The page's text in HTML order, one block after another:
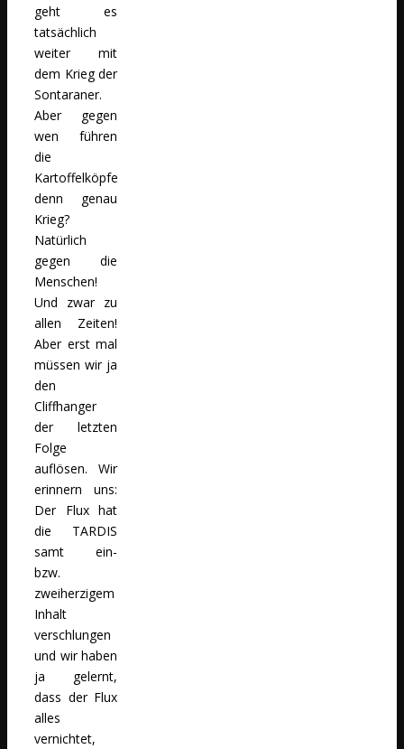
geht es
tatsächlich
weiter mit
dem Krieg der
Sontaraner.
Aber gegen
wen führen
die
Kartoffelköpfe
denn genau
Krieg?
Natürlich
gegen die
Menschen!
Und zwar zu
allen Zeiten!
Aber erst mal
müssen wir ja
den
Cliffhanger
der letzten
Folge
auflösen. Wir
erinnern uns:
Der Flux hat
die TARDIS
samt ein-
bzw.
zweiherzigem
Inhalt
verschlungen
und wir haben
ja gelernt,
dass der Flux
alles
vernichtet,